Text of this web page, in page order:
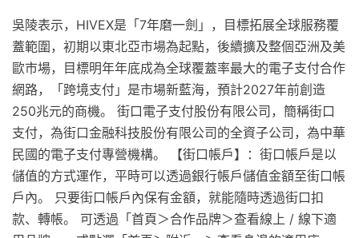
吳陵表示，HIVEX是「7年磨一劍」，目標拓展全球服務覆
蓋範圍，初期以東北亞市場為起點，後續擴及整個亞洲及美
歐市場，目標明年年底成為全球覆蓋率最大的電子支付合作
網路，「跨境支付」是市場新藍海，預計2027年前創造
250兆元的商機。 街口電子支付股份有限公司，簡稱街口
支付，為街口金融科技股份有限公司的全資子公司，為中華
民國的電子支付專營機構。 【街口帳戶】：街口帳戶是以
儲值的方式運作，平時可以透過銀行帳戶儲值金額至街口帳
戶內。 只要街口帳戶內保有金額，就能隨時透過街口扣
款、轉帳。 可透過「首頁＞合作品牌＞查看線上 / 線下適